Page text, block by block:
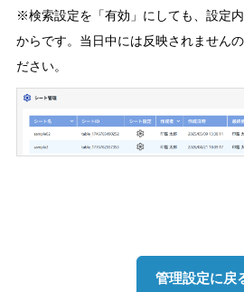
※検索設定を「有効」にしても、設定
からです。当日中には反映されません
ださい。
管理設定に戻